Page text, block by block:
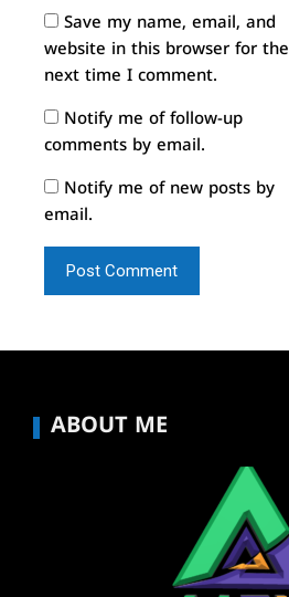
Save my name, email, and
website in this browser for the
next time I comment.
Notify me of follow-up
comments by email.
Notify me of new posts by
email.
ABOUT ME